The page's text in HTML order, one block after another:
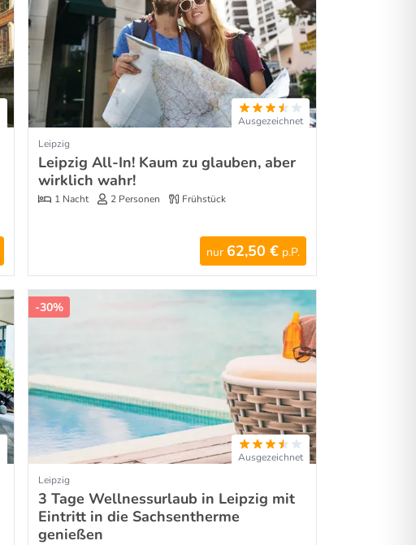
Ausgezeichnet
Leipzig
Leipzig All-In! Kaum zu glauben, aber
wirklich wahr!
1 Nacht 2 Personen Frühstück
nur 62,50 € p.P.
-30%
Ausgezeichnet
Leipzig
3 Tage Wellnessurlaub in Leipzig mit
Eintritt in die Sachsentherme
genießen